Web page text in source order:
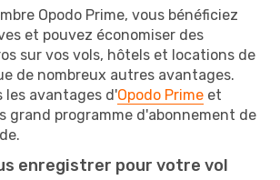
Opodo Prime, vous bénéficiez
et pouvez économiser des
sur vos vols, hôtels et locations de
de nombreux autres avantages.
les avantages d'Opodo Prime et
grand programme d'abonnement de
enregistrer pour votre vol